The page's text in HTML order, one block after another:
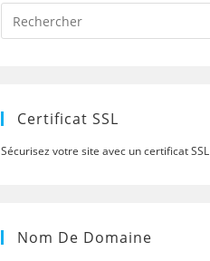
Certificat SSL
Sécurisez votre site avec un certificat SSL
Nom De Domaine